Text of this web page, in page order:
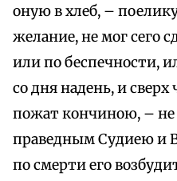
оную в хлеб, –
желание, не мог сего
или по беспечности,
со дня надень, и
пожат кончиною, – не
праведным Судиею и
по смерти его